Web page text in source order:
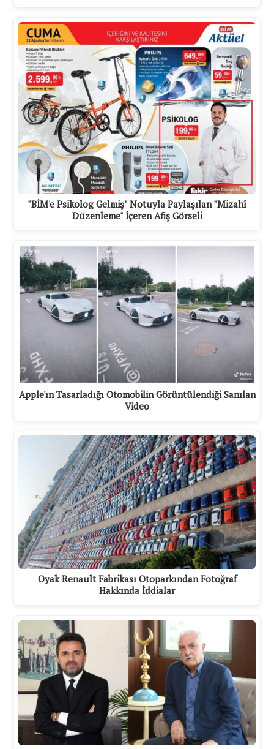
"BİM'e Psikolog Gelmiş" Notuyla Paylaşılan "Mizahî
Düzenleme" İçeren Afiş Görseli
Apple'ın Tasarladığı Otomobilin Görüntülendiği Sanılan
Video
Oyak Renault Fabrikası Otoparkından Fotoğraf
Hakkında İddialar